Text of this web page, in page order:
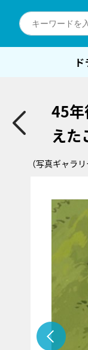
45
えた
（写真ギャラリ